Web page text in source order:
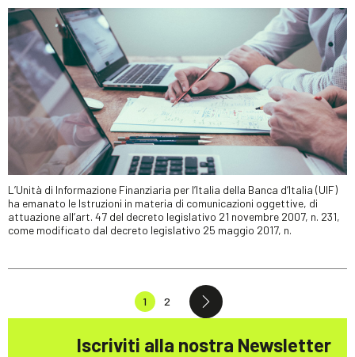
L’Unità di Informazione Finanziaria per l’Italia della Banca d’Italia (UIF)
ha emanato le Istruzioni in materia di comunicazioni oggettive, di
attuazione all’art. 47 del decreto legislativo 21 novembre 2007, n. 231,
come modificato dal decreto legislativo 25 maggio 2017, n.
1 2
Iscriviti alla nostra Newsletter